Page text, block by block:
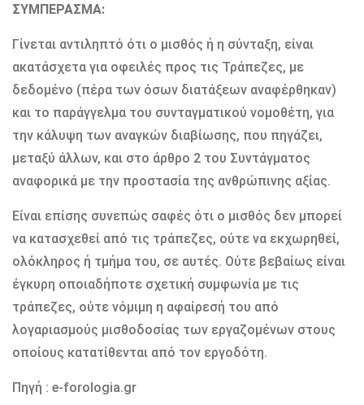
ΣΥΜΠΕΡΑΣΜΑ:
Γίνεται αντιληπτό ότι ο μισθός ή η σύνταξη, είναι
ακατάσχετα για οφειλές προς τις Τράπεζες, με
δεδομένο (πέρα των όσων διατάξεων αναφέρθηκαν)
και το παράγγελμα του συνταγματικού νομοθέτη, για
την κάλυψη των αναγκών διαβίωσης, που πηγάζει,
μεταξύ άλλων, και στο άρθρο 2 του Συντάγματος
αναφορικά με την προστασία της ανθρώπινης αξίας.
Είναι επίσης συνεπώς σαφές ότι ο μισθός δεν μπορεί
να κατασχεθεί από τις τράπεζες, ούτε να εκχωρηθεί,
ολόκληρος ή τμήμα του, σε αυτές. Ούτε βεβαίως είναι
έγκυρη οποιαδήποτε σχετική συμφωνία με τις
τράπεζες, ούτε νόμιμη η αφαίρεσή του από
λογαριασμούς μισθοδοσίας των εργαζομένων στους
οποίους κατατίθενται από τον εργοδότη.
Πηγή : e-forologia.gr